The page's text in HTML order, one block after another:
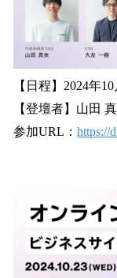
【日程】2024年
【登壇者】山田
参加URL： https://